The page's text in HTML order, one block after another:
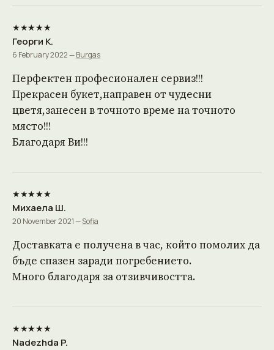
★★★★★
Георги К.
6 February 2022 —Burgas
Перфектен професионален сервиз!!!
Прекрасен букет,направен от чудесни
цветя,занесен в точното време на точното
място!!!
Благодаря Ви!!!
★★★★★
Михаела Ш.
20 November 2021 —Sofia
Доставката е получена в час, който помолих да
бъде спазен заради погребението.
Много благодаря за отзивчивостта.
★★★★★
Nadezhda P.